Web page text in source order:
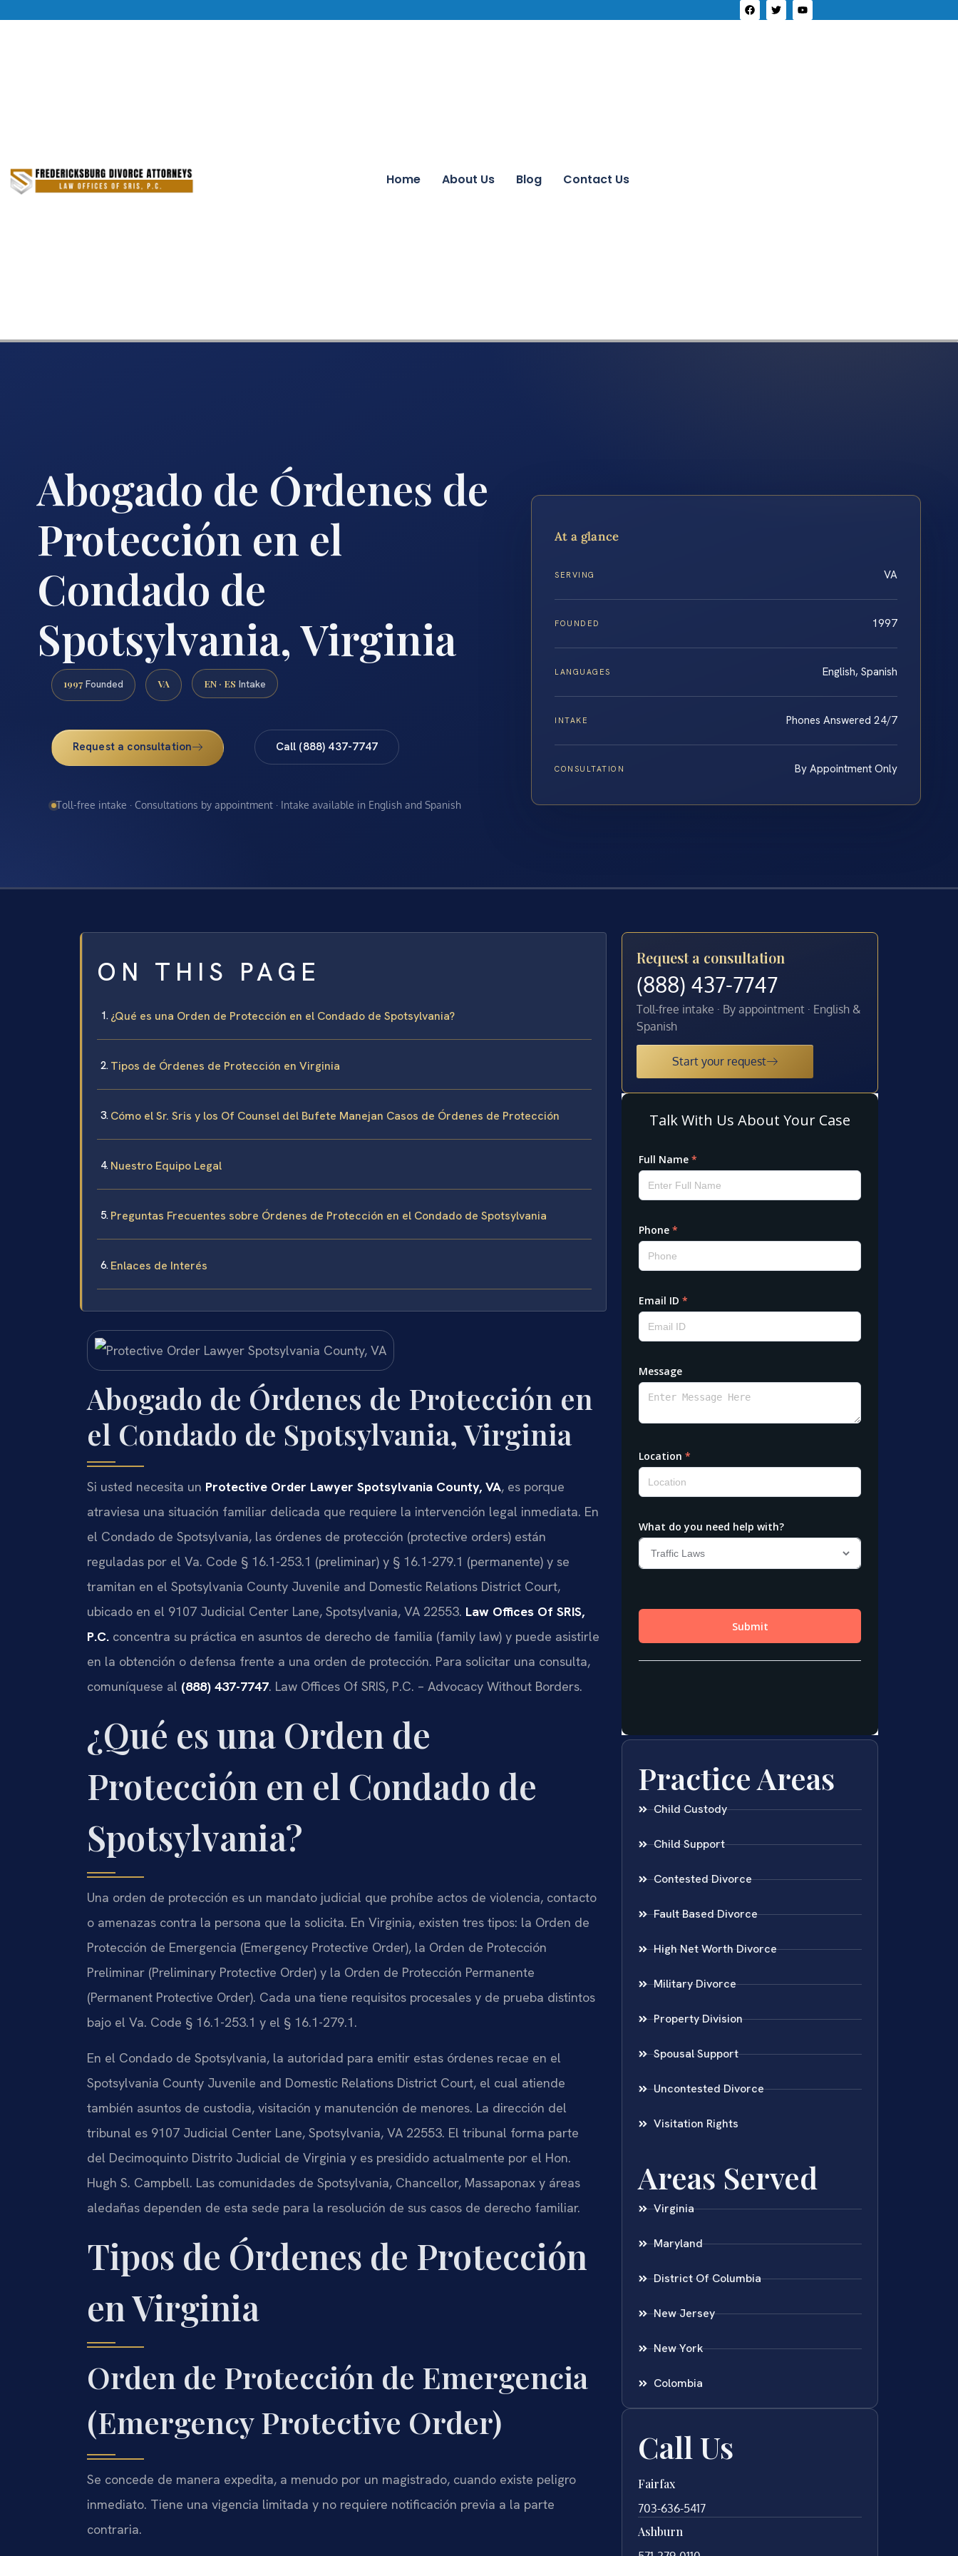
Home About Us Blog Contact Us
Abogado de Órdenes de
Protección en el
Condado de
Spotsylvania, Virginia
1997 Founded VA EN · ES Intake
Request a consultation Call (888) 437-7747
Toll-free intake · Consultations by appointment · Intake available in English and Spanish
At a glance
SERVING VA
FOUNDED 1997
LANGUAGES English, Spanish
INTAKE Phones Answered 24/7
CONSULTATION By Appointment Only
ON THIS PAGE
¿Qué es una Orden de Protección en el Condado de Spotsylvania?
Tipos de Órdenes de Protección en Virginia
Cómo el Sr. Sris y los Of Counsel del Bufete Manejan Casos de Órdenes de Protección
Nuestro Equipo Legal
Preguntas Frecuentes sobre Órdenes de Protección en el Condado de Spotsylvania
Enlaces de Interés
Abogado de Órdenes de Protección en
el Condado de Spotsylvania, Virginia
Si usted necesita un Protective Order Lawyer Spotsylvania County, VA, es porque
atraviesa una situación familiar delicada que requiere la intervención legal inmediata. En
el Condado de Spotsylvania, las órdenes de protección (protective orders) están
reguladas por el Va. Code § 16.1-253.1 (preliminar) y § 16.1-279.1 (permanente) y se
tramitan en el Spotsylvania County Juvenile and Domestic Relations District Court,
ubicado en el 9107 Judicial Center Lane, Spotsylvania, VA 22553. Law Offices Of SRIS,
P.C. concentra su práctica en asuntos de derecho de familia (family law) y puede asistirle
en la obtención o defensa frente a una orden de protección. Para solicitar una consulta,
comuníquese al (888) 437-7747. Law Offices Of SRIS, P.C. – Advocacy Without Borders.
¿Qué es una Orden de
Protección en el Condado de
Spotsylvania?
Una orden de protección es un mandato judicial que prohíbe actos de violencia, contacto
o amenazas contra la persona que la solicita. En Virginia, existen tres tipos: la Orden de
Protección de Emergencia (Emergency Protective Order), la Orden de Protección
Preliminar (Preliminary Protective Order) y la Orden de Protección Permanente
(Permanent Protective Order). Cada una tiene requisitos procesales y de prueba distintos
bajo el Va. Code § 16.1-253.1 y el § 16.1-279.1.
En el Condado de Spotsylvania, la autoridad para emitir estas órdenes recae en el
Spotsylvania County Juvenile and Domestic Relations District Court, el cual atiende
también asuntos de custodia, visitación y manutención de menores. La dirección del
tribunal es 9107 Judicial Center Lane, Spotsylvania, VA 22553. El tribunal forma parte
del Decimoquinto Distrito Judicial de Virginia y es presidido actualmente por el Hon.
Hugh S. Campbell. Las comunidades de Spotsylvania, Chancellor, Massaponax y áreas
aledañas dependen de esta sede para la resolución de sus casos de derecho familiar.
Tipos de Órdenes de Protección
en Virginia
Orden de Protección de Emergencia
(Emergency Protective Order)
Se concede de manera expedita, a menudo por un magistrado, cuando existe peligro
inmediato. Tiene una vigencia limitada y no requiere notificación previa a la parte
contraria.
Request a consultation
(888) 437-7747
Toll-free intake · By appointment · English &
Spanish
Start your request
Practice Areas
Child Custody
Child Support
Contested Divorce
Fault Based Divorce
High Net Worth Divorce
Military Divorce
Property Division
Spousal Support
Uncontested Divorce
Visitation Rights
Areas Served
Virginia
Maryland
District Of Columbia
New Jersey
New York
Colombia
Call Us
Fairfax
703-636-5417
Ashburn